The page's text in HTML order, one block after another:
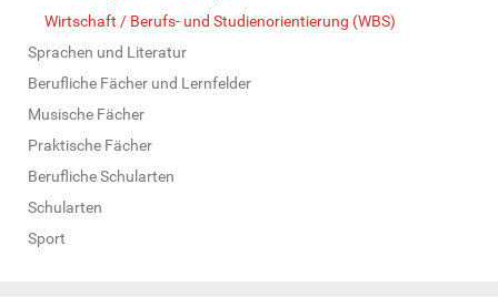
Wirtschaft / Berufs- und Studienorientierung (WBS)
Sprachen und Literatur
Berufliche Fächer und Lernfelder
Musische Fächer
Praktische Fächer
Berufliche Schularten
Schularten
Sport